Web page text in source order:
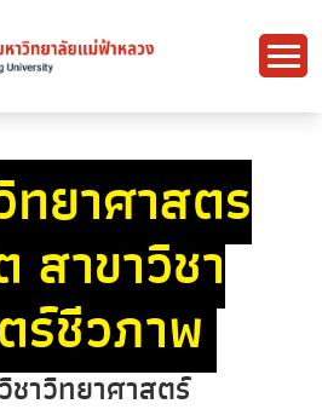
ยาศาสตร
าขาวิชา
ร์ชีวภาพ
าวิทยาศาสตร์